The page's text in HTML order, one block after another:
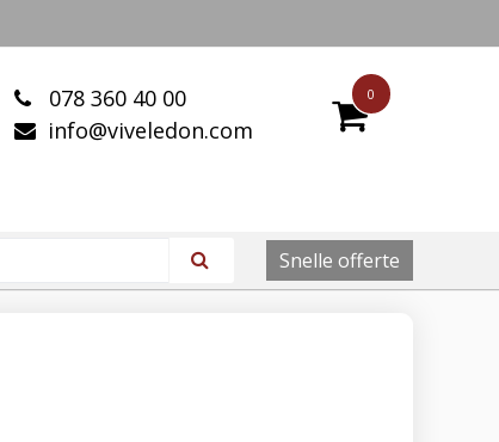
0
078 360 40 00
info@viveledon.com
Snelle offerte